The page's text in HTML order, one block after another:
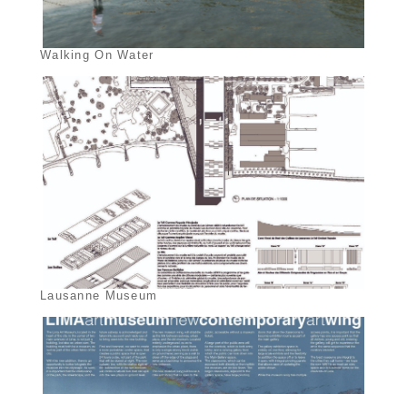
Walking On Water
Lausanne Museum